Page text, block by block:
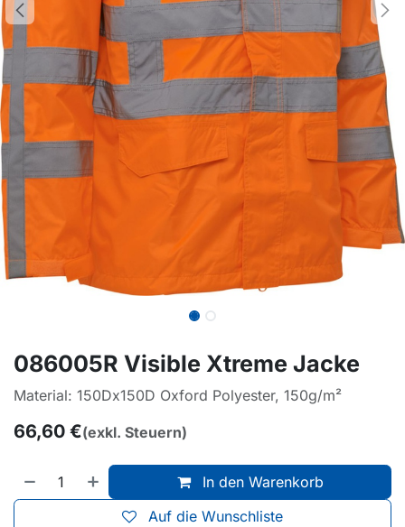
086005R Visible Xtreme Jacke
Material: 150Dx150D Oxford Polyester, 150g/m²
66,60 €(exkl. Steuern)
In den Warenkorb
Auf die Wunschliste